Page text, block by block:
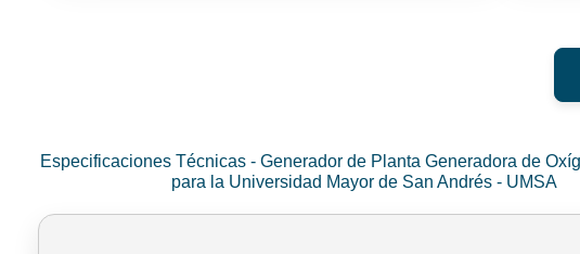
Especificaciones Técnicas - Generador de Planta Generadora de
para la Universidad Mayor de San Andrés - UMSA